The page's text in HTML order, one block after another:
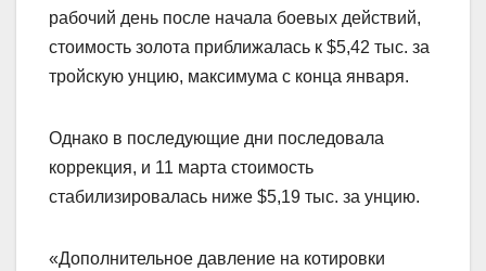
рабочий день после начала боевых действий,
стоимость золота приближалась к $5,42 тыс. за
тройскую унцию, максимума с конца января.
Однако в последующие дни последовала
коррекция, и 11 марта стоимость
стабилизировалась ниже $5,19 тыс. за унцию.
«Дополнительное давление на котировки